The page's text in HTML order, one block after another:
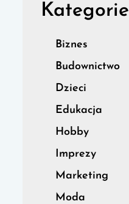
Kategorie
Biznes
Budownictwo
Dzieci
Edukacja
Hobby
Imprezy
Marketing
Moda